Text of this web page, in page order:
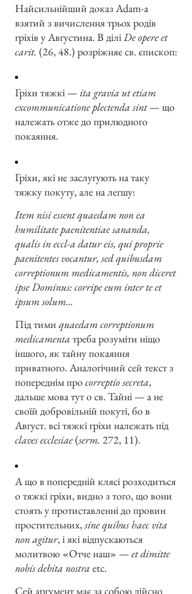
Найсильнійший доказ Adam-а
взятий з вичислення трьох родів
гріхів у Августина. В діліDe opere et
carit. (26, 48.) розріжняє св. єпископ:
Гріхи тяжкі — ita gravia ut etiam
excommunicatione plectenda sint— що
належать отже до прилюдного
покаяння.
Гріхи, які не заслугують на таку
тяжку покуту, але на легшу:
Item nisi essent quaedam non ea
humilitate paenitentiae sananda,
qualis in eccl-a datur eis, qui proprie
paenitentes vocantur, sed quibusdam
correptionum medicamentis, non diceret
ipse Dominus: corripe eum inter te et
ipsum solum…
Під тими quaedam correptionum
medicamenta треба розуміти ніщо
іншого, як тайну покаяння
приватного. Аналогічний сей текст з
попереднім проcorreptio secreta,
дальше мова тут о св. Тайні — а не
своїй добровільній покуті, бо в
Август. всі тяжкі гріхи належать під
claves ecclesiae(serm. 272, 11).
А що в попередній клясі розходиться
о тяжкі гріхи, видно з того, що вони
стоять у протиставленні до провин
простительних,sine quibus haec vita
non agitur, і які відпускаються
молитвою «Отче наш» — et dimitte
nobis debita nostra etc.
Сей аргумент має за собою дійсно